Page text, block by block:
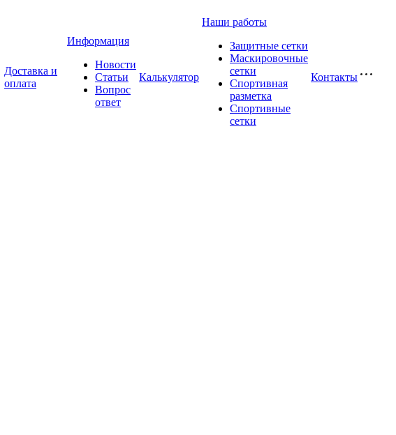
Доставка и
оплата
Информация
Новости
Статьи
Вопрос
ответ
Калькулятор
Наши работы
Защитные сетки
Маскировочные
сетки
Спортивная
разметка
Спортивные
сетки
Контакты